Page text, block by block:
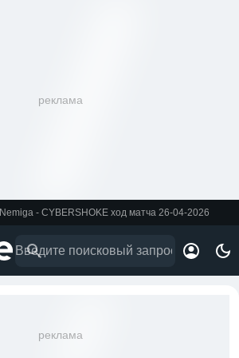
реклама
Nemiga - CYBERSHOKE ход матча 26-04-2026
реклама